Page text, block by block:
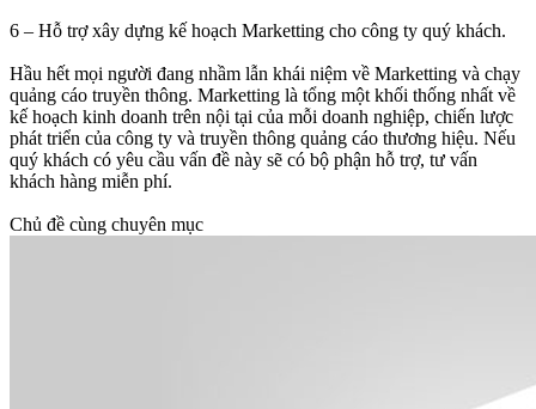
6 – Hỗ trợ xây dựng kế hoạch Marketting cho công ty quý khách.
Hầu hết mọi người đang nhầm lẫn khái niệm về Marketting và chạy
quảng cáo truyền thông. Marketting là tổng một khối thống nhất về
kế hoạch kinh doanh trên nội tại của mỗi doanh nghiệp, chiến lược
phát triển của công ty và truyền thông quảng cáo thương hiệu. Nếu
quý khách có yêu cầu vấn đề này sẽ có bộ phận hỗ trợ, tư vấn
khách hàng miễn phí.
Chủ đề cùng chuyên mục